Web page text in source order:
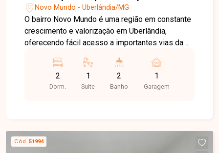
Novo Mundo em Uberlândia-MG
Novo Mundo - Uberlândia/MG
O bairro Novo Mundo é uma região em constante
crescimento e valorização em Uberlândia,
oferecendo fácil acesso a importantes vias da
supermercados, escolas e diversos serviços. A
localização proporciona praticidade e qualidade
de vida para o dia a dia. Apartamento disponível
sacada, dois quartos, sendo uma suíte, banheiro
social, cozinha, área de serviço e uma vaga de
2
Dorm.
1
Suite
2
Banho
1
Garagem
Cód. 51994